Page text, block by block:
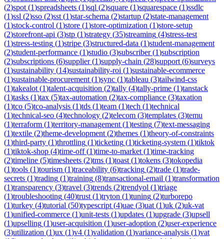
(2)spot (1)spreadsheets (1)sql (2)square (1)squarespace (1)ssdlc
(1)ssl (2)sso (2)sst (1)star-schema (2)startup (2)state-management
(1)stock-control (1)store (1)store-optimization (1)store-setup
(2)storefront-api (3)stp (1)strategy (35)streaming (4)stress-test
(1)stress-testing (1)stripe (3)structured-data (1)student-management
(2)student-performance (1)studio (3)subscriber(1)subscription
(2)subscriptions (6)supplier(1)supply-chain (28)support (6)surveys
(1)sustainability (14)sustainability-roi (1)sustainable-ecommerce
(1)sustainable-procurement (1)sync (1)tableau (3)tailwind-css
(1)takealot (1)talent-acquisition (2)tally (4)tally-prime (1)tanstack
(1)tasks (1)tax (5)tax-automation (2)tax-compliance (3)taxation
(1)tco (5)tco-analysis (1)tds (1)team (1)tech (1)technical
(1)technical-seo (4)technology (2)telecom (3)templates (3)temu
(1)terraform (1)territory-management (1)testing (7)text-messaging
(1)textile (2)theme-development (2)themes (1)theory-of-constraints
(1)third-party (1)throttling (1)ticketing (1)ticketing-system (1)tiktok
(1)tiktok-shop (4)time-off(1)time-to-market (1)time-tracking
(2)timeline (5)timesheets (2)tms (1)toast (1)tokens (3)tokopedia
(1)tools (1)tourism (1)traceability (6)tracking (2)trade (1)trade-
secrets (1)trading (1)training (8)transactional-email (1)transformation
(1)transparency (3)travel (3)trends (2)trendyol (1)triage
(1)troubleshooting (40)trust (1)tryton (1)tuning (2)turborepo
(1)turkey (4)tutorial (50)typescript (4)uae (3)uat (1)uk (2)uk-vat
(1)unified-commerce (1)unit-tests (1)updates (1)upgrade (3)upsell
(1)upselling (1)user-acquisition (1)user-adoption (2)user-experience
(3)utilization (1)ux (1)v4 (1)validation (1)variance-analysis (1)vat